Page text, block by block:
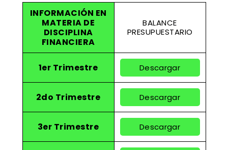
INFORMACIÓN EN
MATERIA DE
DISCIPLINA
FINANCIERA
BALANCE
PRESUPUESTARIO
1er Trimestre Descargar
2do Trimestre Descargar
3er Trimestre Descargar